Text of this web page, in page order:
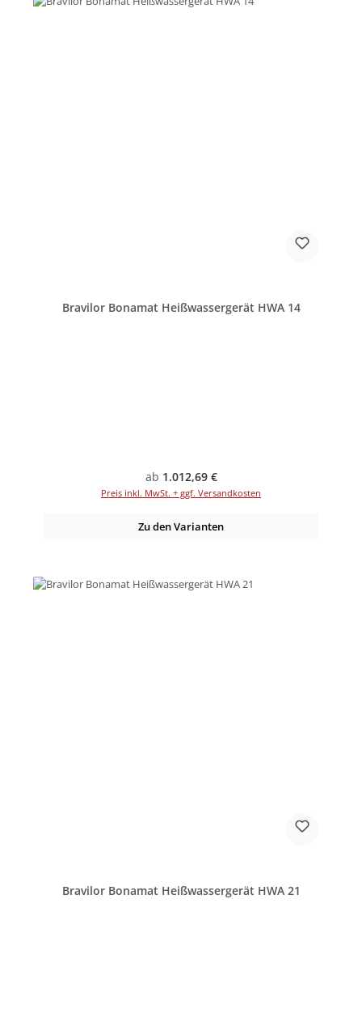
Bravilor Bonamat Heißwassergerät HWA 14
Regulärer Preis:
ab 1.012,69 €
Preis inkl. MwSt. + ggf. Versandkosten
Zu den Varianten
Bravilor Bonamat Heißwassergerät HWA 21